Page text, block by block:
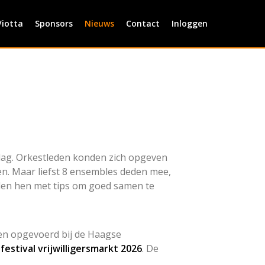
Sponsors Nieuws Contact Inloggen
Orkestleden konden zich opgeven
Maar liefst 8 ensembles deden mee,
hen met tips om goed samen te
opgevoerd bij de Haagse
vrijwilligersmarkt 2026. De